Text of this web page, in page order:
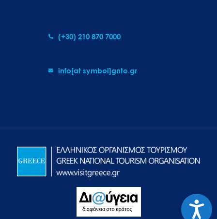
(+30) 210 870 7000
info[at symbol]gnto.gr